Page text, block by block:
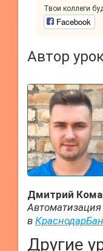
Твои коллеги
Facebook
Автор
Дмитрий
в
Другие